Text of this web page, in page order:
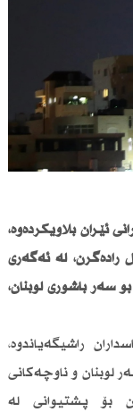
ئێران بڵاویكردەوە،
رادەگرن، لە ئەگەری
سەر باشوری لوبنان،
راشیگەیاندوە،
لوبنان و ناوچەكانی
بۆ پشتیوانی لە